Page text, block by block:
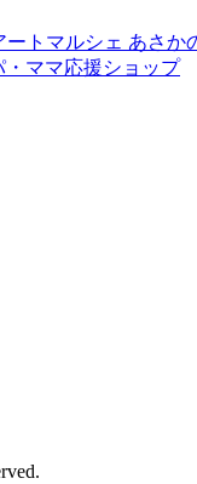
ートマルシェ あさか
・ママ応援ショップ